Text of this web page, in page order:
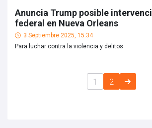
Anuncia Trump posible
federal en Nueva Orleans
3 Septiembre 2025, 15:34
Para luchar contra la violencia y delitos
1 2